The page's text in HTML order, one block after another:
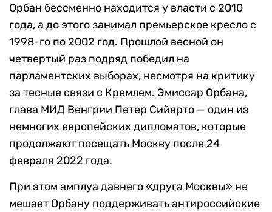
Орбан бессменно находится у власти с 2010
года, а до этого занимал премьерское кресло с
1998-го по 2002 год. Прошлой весной он
четвертый раз подряд победил на
парламентских выборах, несмотря на критику
за тесные связи с Кремлем. Эмиссар Орбана,
глава МИД Венгрии Петер Сийярто — один из
немногих европейских дипломатов, которые
продолжают посещать Москву после 24
февраля 2022 года.
При этом амплуа давнего «друга Москвы» не
мешает Орбану поддерживать антироссийские